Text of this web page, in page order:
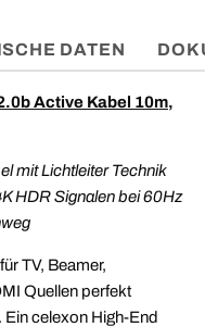
DATEN
Active Kabel 10m,
mit Lichtleiter Technik
HDR Signalen bei 60Hz
TV, Beamer,
Quellen perfekt
celexon High-End